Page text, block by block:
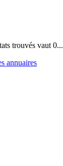
trouvés vaut 0...
annuaires